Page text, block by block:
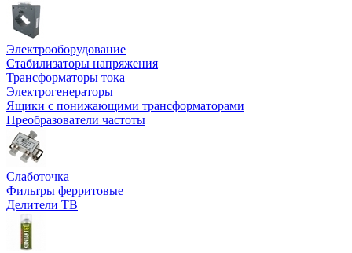
Электрооборудование
Стабилизаторы напряжения
Трансформаторы тока
Электрогенераторы
Ящики с понижающими трансформаторами
Преобразователи частоты
Слаботочка
Фильтры ферритовые
Делители ТВ